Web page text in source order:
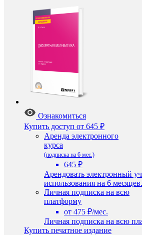
Ознакомиться
Купить доступ от 645 ₽
Аренда электронного
курса
(подписка на 6 мес.)
645 ₽
Арендовать электронный
использования на 6 месяцев.
Личная подписка на всю
платформу
от 475 ₽/мес.
Личная подписка на всю
Купить печатное издание